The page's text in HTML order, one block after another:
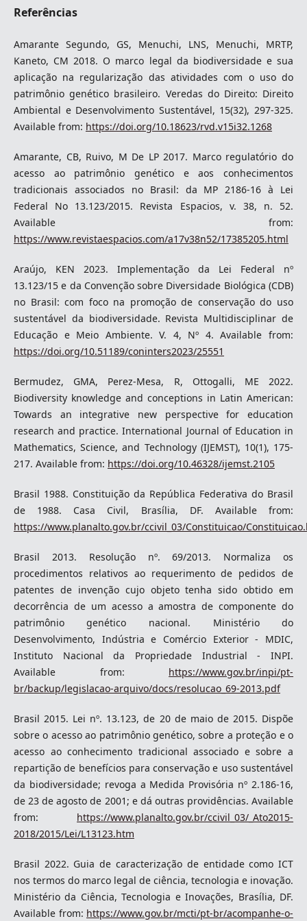
Referências
Amarante Segundo, GS, Menuchi, LNS, Menuchi, MRTP,
Kaneto, CM 2018. O marco legal da biodiversidade e sua
aplicação na regularização das atividades com o uso do
patrimônio genético brasileiro. Veredas do Direito: Direito
Ambiental e Desenvolvimento Sustentável, 15(32), 297-325.
Available from: https://doi.org/10.18623/rvd.v15i32.1268
Amarante, CB, Ruivo, M De LP 2017. Marco regulatório do
acesso ao patrimônio genético e aos conhecimentos
tradicionais associados no Brasil: da MP 2186-16 à Lei
Federal No 13.123/2015. Revista Espacios, v. 38, n. 52.
Available from:
https://www.revistaespacios.com/a17v38n52/17385205.html
Araújo, KEN 2023. Implementação da Lei Federal nº
13.123/15 e da Convenção sobre Diversidade Biológica (CDB)
no Brasil: com foco na promoção de conservação do uso
sustentável da biodiversidade. Revista Multidisciplinar de
Educação e Meio Ambiente. V. 4, Nº 4. Available from:
https://doi.org/10.51189/coninters2023/25551
Bermudez, GMA, Perez-Mesa, R, Ottogalli, ME 2022.
Biodiversity knowledge and conceptions in Latin American:
Towards an integrative new perspective for education
research and practice. International Journal of Education in
Mathematics, Science, and Technology (IJEMST), 10(1), 175-
217. Available from: https://doi.org/10.46328/ijemst.2105
Brasil 1988. Constituição da República Federativa do Brasil
de 1988. Casa Civil, Brasília, DF. Available from:
https://www.planalto.gov.br/ccivil_03/Constituicao/
Brasil 2013. Resolução nº. 69/2013. Normaliza os
procedimentos relativos ao requerimento de pedidos de
patentes de invenção cujo objeto tenha sido obtido em
decorrência de um acesso a amostra de componente do
patrimônio genético nacional. Ministério do
Desenvolvimento, Indústria e Comércio Exterior - MDIC,
Instituto Nacional da Propriedade Industrial - INPI.
Available from: https://www.gov.br/inpi/pt-
br/backup/legislacao-arquivo/docs/resolucao_69-2013.pdf
Brasil 2015. Lei nº. 13.123, de 20 de maio de 2015. Dispõe
sobre o acesso ao patrimônio genético, sobre a proteção e o
acesso ao conhecimento tradicional associado e sobre a
repartição de benefícios para conservação e uso sustentável
da biodiversidade; revoga a Medida Provisória nº 2.186-16,
de 23 de agosto de 2001; e dá outras providências. Available
from: https://www.planalto.gov.br/ccivil_03/_Ato2015-
2018/2015/Lei/L13123.htm
Brasil 2022. Guia de caracterização de entidade como ICT
nos termos do marco legal de ciência, tecnologia e inovação.
Ministério da Ciência, Tecnologia e Inovações, Brasília, DF.
Available from: https://www.gov.br/mcti/pt-br/acompanhe-o-